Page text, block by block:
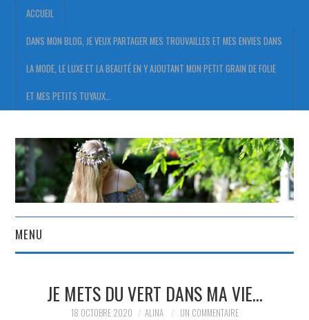
ACCUEIL
DANS MON BLOG, JE VEUX PARTAGER MES TROUVAILLES ET MES ENVIES DANS
LA MODE, LE LUXE ET LA BEAUTÉ EN Y AJOUTANT MON PETIT GRAIN DE FOLIE
ET MES PETITS TUYAUX…
MENU
DANS MON BLOG, JE VEUX
JE METS DU VERT DANS MA VIE…
18 OCTOBRE 2020 ALINA UN COMMENTAIRE